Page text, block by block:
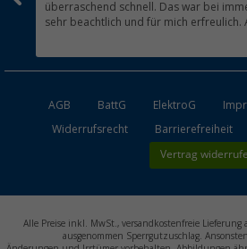
überraschend schnell. Das war bei
sehr beachtlich und für mich erfreulich.
waren gut verpackt und in Ordnung.
AGB BattG ElektroG
Widerrufsrecht
Barrierefreiheit
Vertrag
Alle Preise inkl. MwSt., versandkostenfreie
ausgenommen Sperrgutzuschlag.